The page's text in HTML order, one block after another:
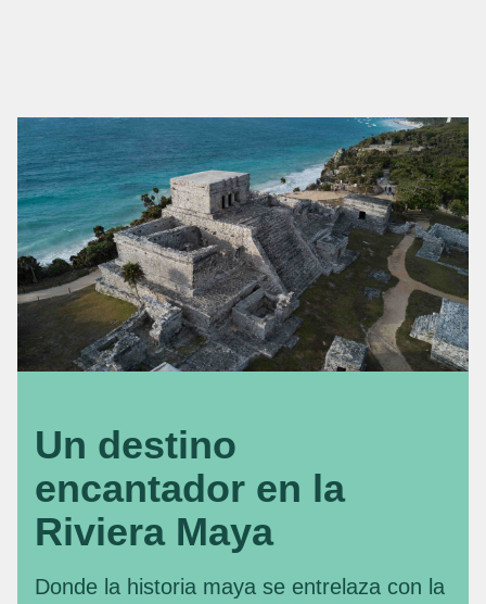
Un destino
encantador en la
Riviera Maya
Donde la historia maya se entrelaza con la